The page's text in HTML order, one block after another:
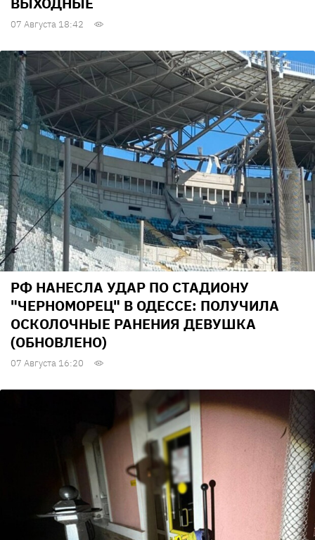
07 Августа 18:42
РФ НАНЕСЛА УДАР ПО СТАДИОНУ
"ЧЕРНОМОРЕЦ" В ОДЕССЕ: ПОЛУЧИЛА
ОСКОЛОЧНЫЕ РАНЕНИЯ ДЕВУШКА
(ОБНОВЛЕНО)
07 Августа 16:20